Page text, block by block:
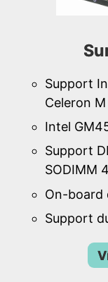
Support
Celeron
Intel
Support
SODIMM
On-board
Support